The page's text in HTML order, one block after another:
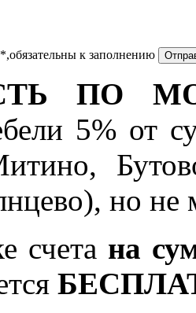
к заполнению
ПО
5% от
но не
счета на